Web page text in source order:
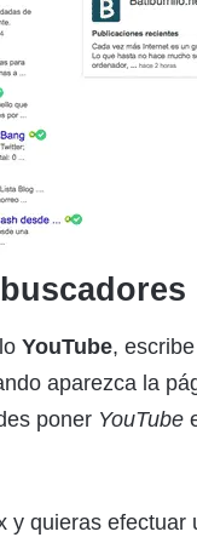
YouTube,
aparezca la
poner YouTube
quieras efectuar